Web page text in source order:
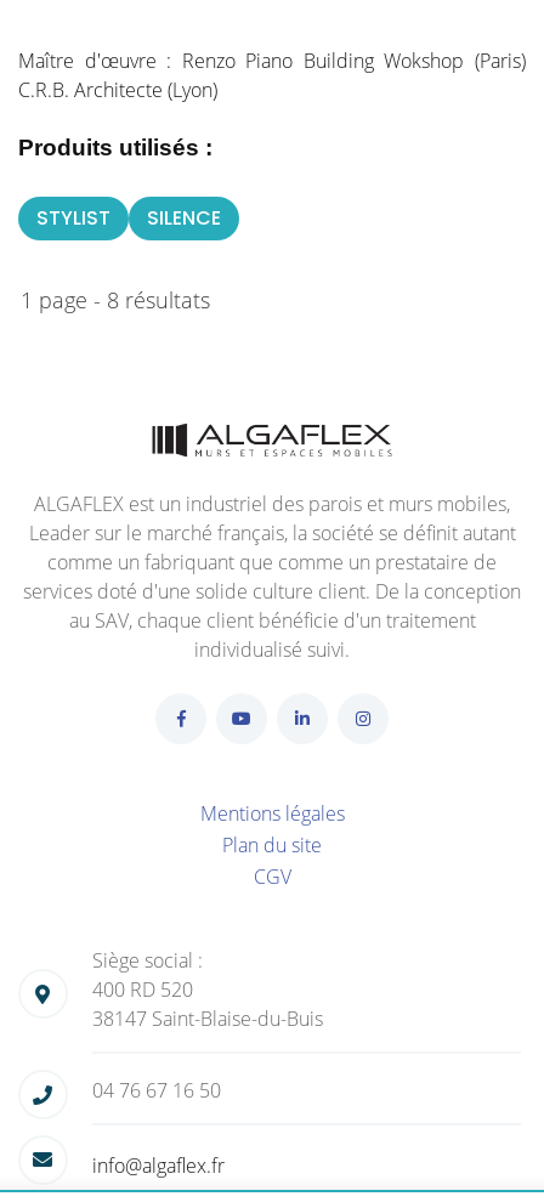
Maître d'œuvre : Renzo Piano Building Wokshop (Paris)
C.R.B. Architecte (Lyon)
Produits utilisés :
STYLIST SILENCE
1 page - 8 résultats
ALGAFLEX est un industriel des parois et murs mobiles,
Leader sur le marché français, la société se définit autant
comme un fabriquant que comme un prestataire de
services doté d'une solide culture client. De la conception
au SAV, chaque client bénéficie d'un traitement
individualisé suivi.
Mentions légales
Plan du site
CGV
Siège social :
400 RD 520
38147 Saint-Blaise-du-Buis
04 76 67 16 50
info@algaflex.fr